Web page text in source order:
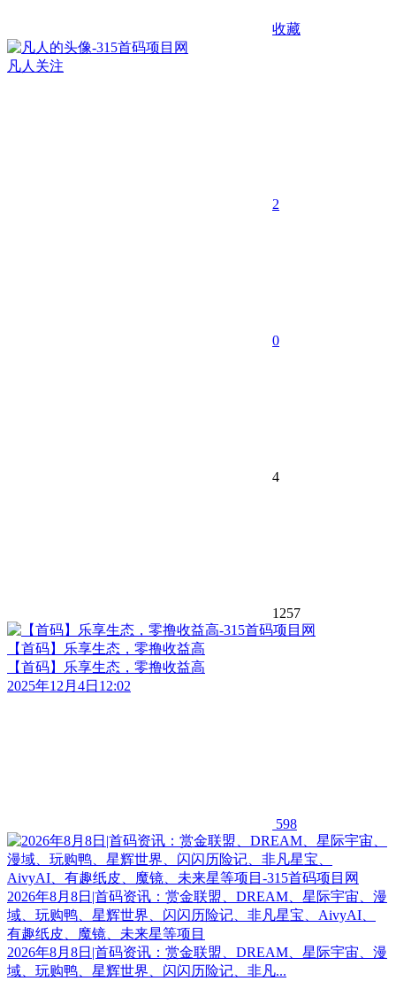
收藏
凡人 关注
2
0
4
1257
【首码】乐享生态，零撸收益高
【首码】乐享生态，零撸收益高
2025年12月4日12:02
598
2026年8月8日|首码资讯：赏金联盟、DREAM、星际宇宙、漫
域、玩购鸭、星辉世界、闪闪历险记、非凡星宝、AivyAI、
有趣纸皮、魔镜、未来星等项目
2026年8月8日|首码资讯：赏金联盟、DREAM、星际宇宙、漫
域、玩购鸭、星辉世界、闪闪历险记、非凡...